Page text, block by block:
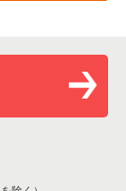
物件の案件一
件の案件一覧